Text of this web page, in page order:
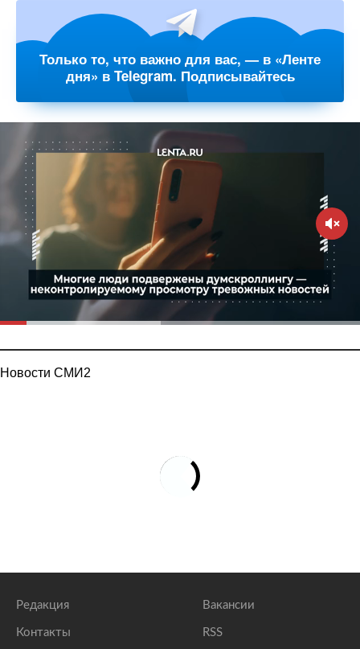
Только то, что важно для вас, — в «Ленте
дня» в Telegram. Подписывайтесь
Новости СМИ2
Редакция
Контакты
Вакансии
RSS